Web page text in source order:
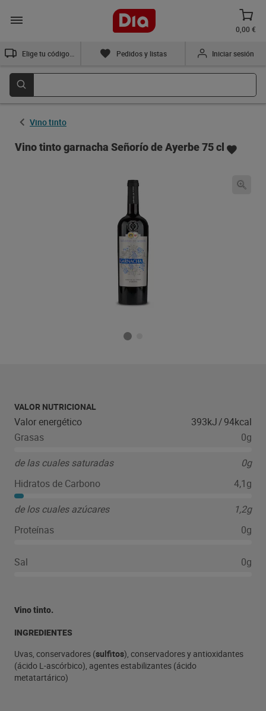
0,00 €
Pedidos y listas Iniciar sesión
Vino tinto
Vino tinto garnacha Señorío de Ayerbe 75 cl
VALOR NUTRICIONAL
Valor energético 393kJ/94kcal
Grasas
0g
de las cuales saturadas
0g
Hidratos de Carbono
4,1g
de los cuales azúcares
1,2g
Proteínas
0g
Sal 0g
Vino tinto.
INGREDIENTES
Uvas, conservadores (sulfitos), conservadores y antioxidantes
(ácido L-ascórbico), agentes estabilizantes (ácido
metatartárico)